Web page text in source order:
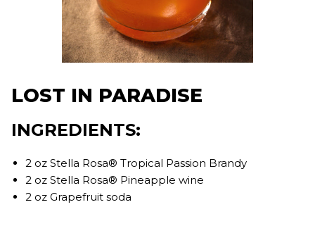
LOST IN PARADISE
INGREDIENTS:
2 oz Stella Rosa® Tropical Passion Brandy
2 oz Stella Rosa® Pineapple wine
2 oz Grapefruit soda